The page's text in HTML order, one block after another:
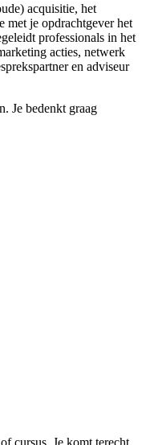
acquisitie, het
met je opdrachtgever het
professionals in het
acties, netwerk
en adviseur
Je bedenkt graag